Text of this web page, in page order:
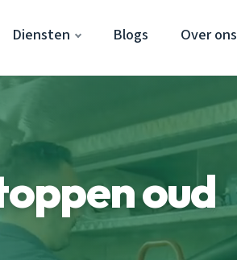
Diensten Blogs Over ons
oud